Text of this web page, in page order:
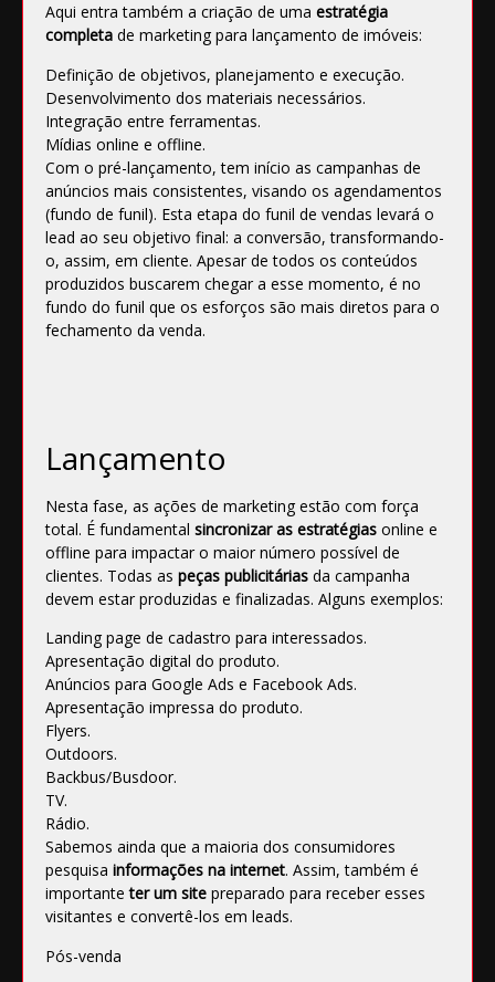
Aqui entra também a criação de uma estratégia
completa de marketing para lançamento de imóveis:
Definição de objetivos, planejamento e execução.
Desenvolvimento dos materiais necessários.
Integração entre ferramentas.
Mídias online e offline.
Com o pré-lançamento, tem início as campanhas de
anúncios mais consistentes, visando os agendamentos
(fundo de funil). Esta etapa do funil de vendas levará o
lead ao seu objetivo final: a conversão, transformando-
o, assim, em cliente. Apesar de todos os conteúdos
produzidos buscarem chegar a esse momento, é no
fundo do funil que os esforços são mais diretos para o
fechamento da venda.
Lançamento
Nesta fase, as ações de marketing estão com força
total. É fundamental sincronizar as estratégias online e
offline para impactar o maior número possível de
clientes. Todas as peças publicitárias da campanha
devem estar produzidas e finalizadas. Alguns exemplos:
Landing page de cadastro para interessados.
Apresentação digital do produto.
Anúncios para Google Ads e Facebook Ads.
Apresentação impressa do produto.
Flyers.
Outdoors.
Backbus/Busdoor.
TV.
Rádio.
Sabemos ainda que a maioria dos consumidores
pesquisa informações na internet. Assim, também é
importanteter um site preparado para receber esses
visitantes e convertê-los em leads.
Pós-venda